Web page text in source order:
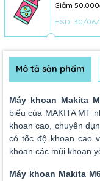
Giảm
HSD: 30/
Mô tả sản phẩm
Máy khoan Makita
biểu của MAKITA MT
khoan cao, chuyên
có tốc độ khoan cao
khoan các mũi khoan
Máy khoan Makita